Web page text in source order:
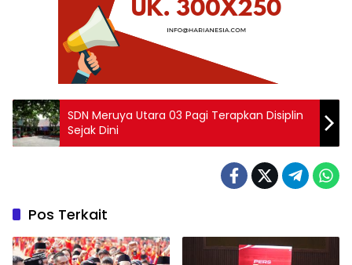
SDN Meruya Utara 03 Pagi Terapkan Disiplin
Sejak Dini
Pos Terkait